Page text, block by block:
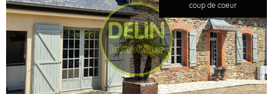
coup de coeur
voir le
bien